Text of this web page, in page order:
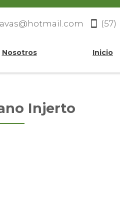
(57)
Nosotros Inicio
Injerto